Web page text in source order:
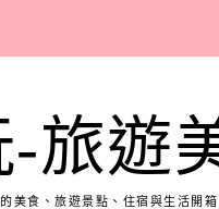
旅遊
美食、旅遊景點、住宿與生活開箱